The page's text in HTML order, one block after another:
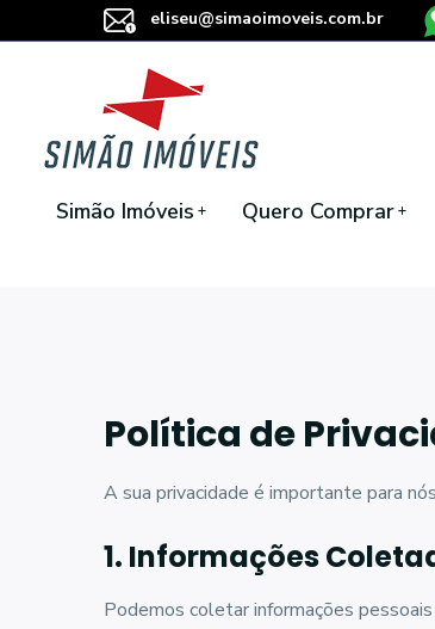
eliseu@simaoimoveis.com.br
Simão Imóveis Quero Comprar
Política de
A sua privacidade é importante para
1. Informações
Podemos coletar informações